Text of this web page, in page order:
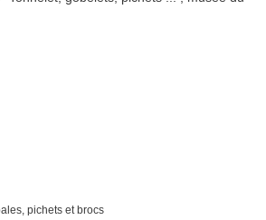
pichets et brocs